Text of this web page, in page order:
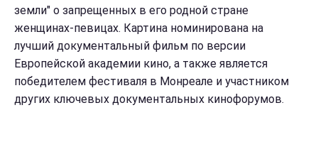
земли" о запрещенных в его родной стране
женщинах-певицах. Картина номинирована на
лучший документальный фильм по версии
Европейской академии кино, а также является
победителем фестиваля в Монреале и участником
других ключевых документальных кинофорумов.